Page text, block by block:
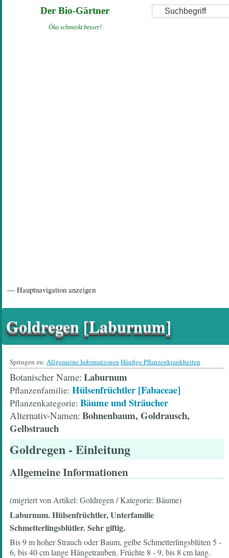
Suche
Der Bio-Gärtner
Öko schmeckt besser!
— Hauptnavigation anzeigen
Goldregen [Laburnum]
Springen zu: Allgemeine Informationen Häufige Pflanzenkrankheiten
Botanischer Name Laburnum
Pflanzenfamilie Hülsenfrüchtler [Fabaceae]
Pflanzenkategorie Bäume und Sträucher
Alternativ-Namen Bohnenbaum, Goldrausch,
Gelbstrauch
Goldregen - Einleitung
Allgemeine Informationen
(migriert von Artikel: Goldregen / Kategorie: Bäume)
Laburnum.Hülsenfrüchtler, Unterfamilie
Schmetterlingsblütler. Sehr giftig.
Bis 9 m hoher Strauch oder Baum, gelbe Schmetterlingsblüten 5 -
6, bis 40 cm lange Hängetrauben. Früchte 8 - 9, bis 8 cm lang.